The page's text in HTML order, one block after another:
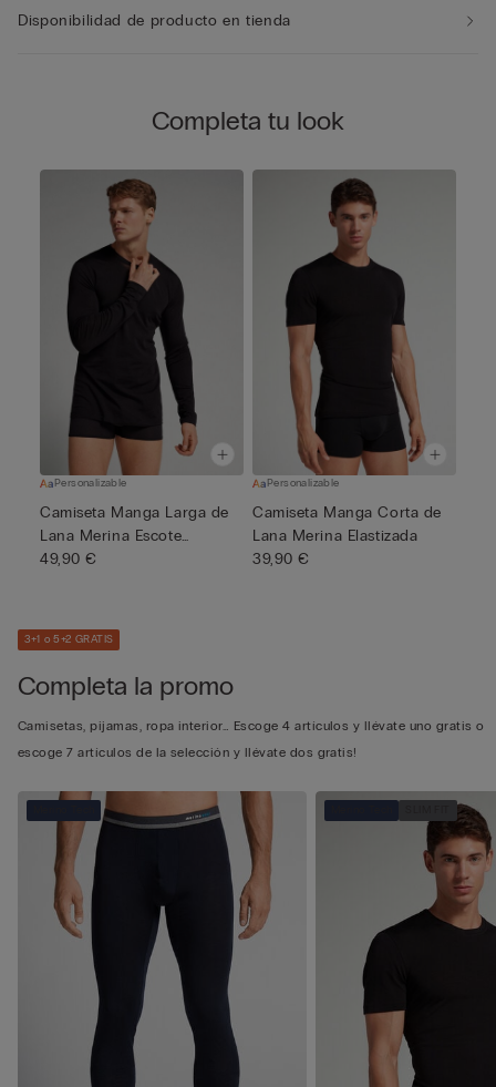
Disponibilidad de producto en tienda
Completa tu look
Personalizable
Camiseta Manga Larga de
Lana Merina Escote
Redondo
49,90 €
Personalizable
Camiseta Manga Corta de
Lana Merina Elastizada
39,90 €
3+1 o 5+2 GRATIS
Completa la promo
Camisetas, pijamas, ropa interior… Escoge 4 artículos y llévate uno gratis o
escoge 7 artículos de la selección y llévate dos gratis!